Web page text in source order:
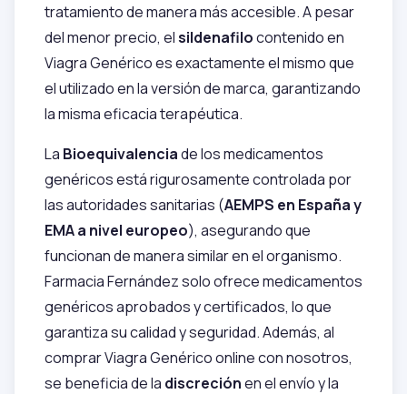
tratamiento de manera más accesible. A pesar
del menor precio, elsildenafilocontenido en
Viagra Genérico es exactamente el mismo que
el utilizado en la versión de marca, garantizando
la misma eficacia terapéutica.
La Bioequivalenciade los medicamentos
genéricos está rigurosamente controlada por
las autoridades sanitarias (AEMPS en España y
EMA a nivel europeo), asegurando que
funcionan de manera similar en el organismo.
Farmacia Fernández solo ofrece medicamentos
genéricos aprobados y certificados, lo que
garantiza su calidad y seguridad. Además, al
comprar Viagra Genérico online con nosotros,
se beneficia de la discreciónen el envío y la